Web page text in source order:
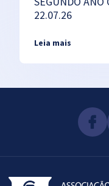
22.07.26
Leia mais